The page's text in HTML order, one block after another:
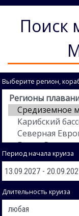
Поиск
Выберите регион,
Период начала круиза
Длительность круиза